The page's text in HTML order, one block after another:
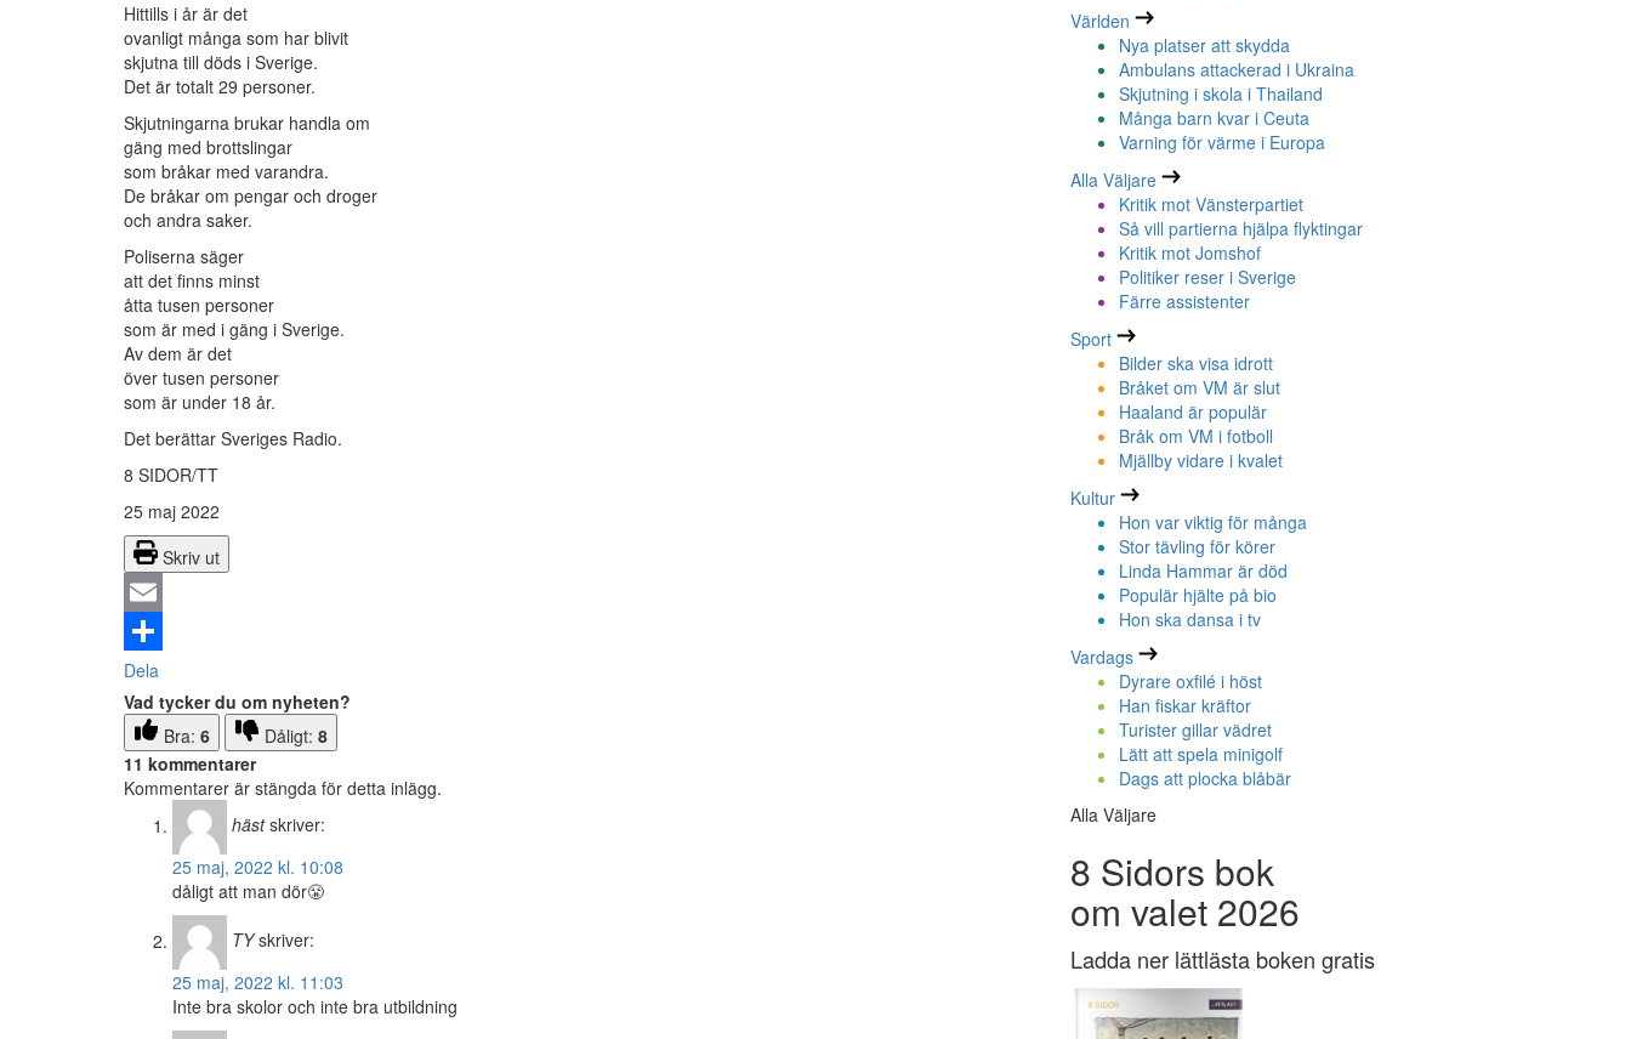
Hittills i år är det
ovanligt många som har blivit
skjutna till döds i Sverige.
Det är totalt 29 personer.
Skjutningarna brukar handla om
gäng med brottslingar
som bråkar med varandra.
De bråkar om pengar och droger
och andra saker.
Poliserna säger
att det finns minst
åtta tusen personer
som är med i gäng i Sverige.
Av dem är det
över tusen personer
som är under 18 år.
Det berättar Sveriges Radio.
8 SIDOR/TT
25 maj 2022
Skriv ut
Email
Dela
Vad tycker du om nyheten?
Bra: 6 Dåligt: 8
11 kommentarer
Kommentarer är stängda för detta inlägg.
häst skriver:
25 maj, 2022 kl. 10:08
dåligt att man dör😤
TY skriver:
25 maj, 2022 kl. 11:03
Inte bra skolor och inte bra utbildning
Världen
Nya platser att skydda
Ambulans attackerad i Ukraina
Skjutning i skola i Thailand
Många barn kvar i Ceuta
Varning för värme i Europa
Alla Väljare
Kritik mot Vänsterpartiet
Så vill partierna hjälpa flyktingar
Kritik mot Jomshof
Politiker reser i Sverige
Färre assistenter
Sport
Bilder ska visa idrott
Bråket om VM är slut
Haaland är populär
Bråk om VM i fotboll
Mjällby vidare i kvalet
Kultur
Hon var viktig för många
Stor tävling för körer
Linda Hammar är död
Populär hjälte på bio
Hon ska dansa i tv
Vardags
Dyrare oxfilé i höst
Han fiskar kräftor
Turister gillar vädret
Lätt att spela minigolf
Dags att plocka blåbär
Alla Väljare
8 Sidors bok
om valet 2026
Ladda ner lättlästa boken gratis